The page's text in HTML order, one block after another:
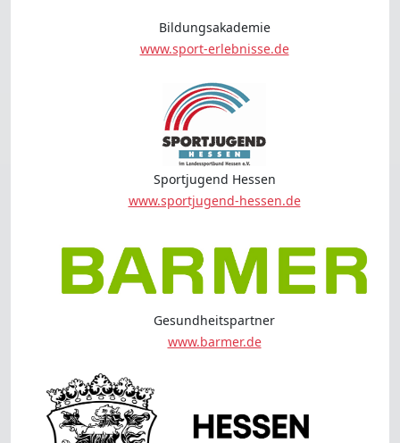
Bildungsakademie
www.sport-erlebnisse.de
Sportjugend Hessen
www.sportjugend-hessen.de
Gesundheitspartner
www.barmer.de